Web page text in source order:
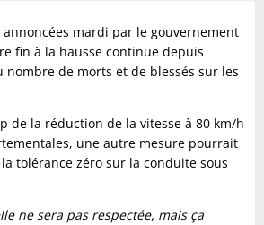
annoncées mardi par le gouvernement
fin à la hausse continue depuis
nombre de morts et de blessés sur les
de la réduction de la vitesse à 80 km/h
une autre mesure pourrait
tolérance zéro sur la conduite sous
ne sera pas respectée, mais ça